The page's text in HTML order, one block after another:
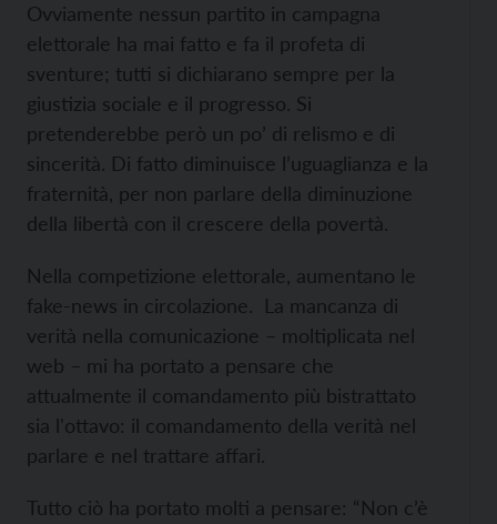
Ovviamente nessun partito in campagna
elettorale ha mai fatto e fa il profeta di
sventure; tutti si dichiarano sempre per la
giustizia sociale e il progresso. Si
pretenderebbe però un po’ di relismo e di
sincerità. Di fatto diminuisce l’uguaglianza e la
fraternità, per non parlare della diminuzione
della libertà con il crescere della povertà.
Nella competizione elettorale, aumentano le
fake-news in circolazione. La mancanza di
verità nella comunicazione – moltiplicata nel
web – mi ha portato a pensare che
attualmente il comandamento più bistrattato
sia l'ottavo: il comandamento della verità nel
parlare e nel trattare affari.
Tutto ciò ha portato molti a pensare: “Non c’è